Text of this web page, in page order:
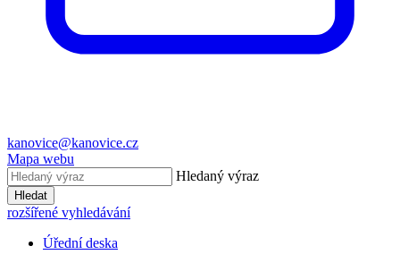
kanovice@kanovice.cz
Mapa webu
Hledaný výraz
Hledat
rozšířené vyhledávání
Úřední deska